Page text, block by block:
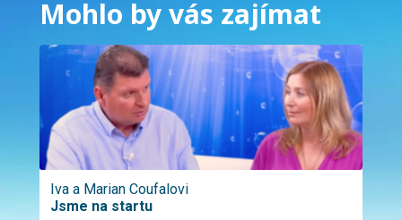
Mohlo by vás zajímat
Iva a Marian Coufalovi
Jsme na startu